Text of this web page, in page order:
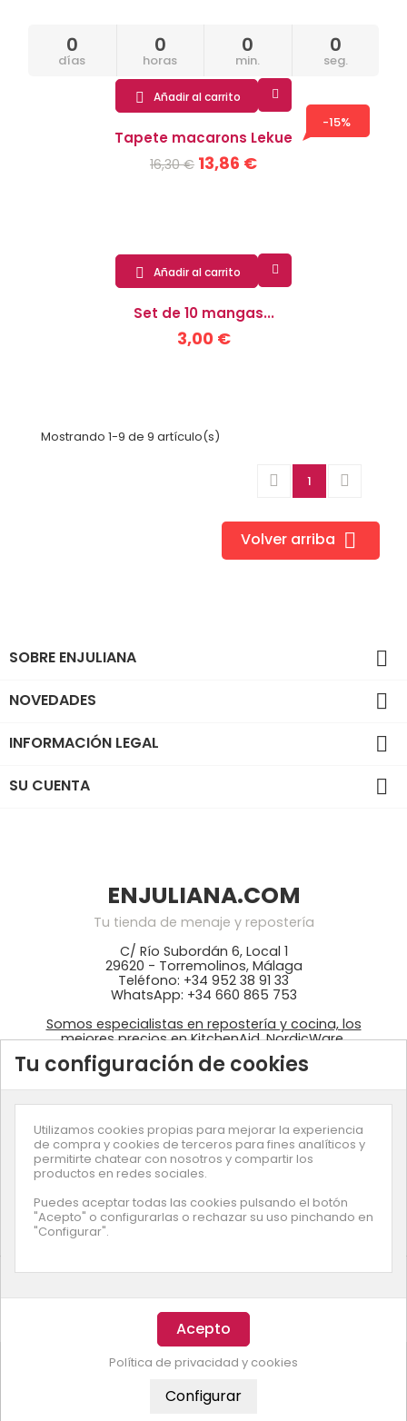
-15%
0
días
0
horas
0
min.
0
seg.
 Añadir al carrito 
Tapete macarons Lekue
16,30 € 13,86 €
 Añadir al carrito 
Set de 10 mangas...
3,00 €
Mostrando 1-9 de 9 artículo(s)
 1 
Volver arriba 
SOBRE ENJULIANA 
NOVEDADES 
INFORMACIÓN LEGAL 
SU CUENTA 
ENJULIANA.COM
Tu tienda de menaje y repostería
C/ Río Subordán 6, Local 1
29620 - Torremolinos, Málaga
Teléfono: +34 952 38 91 33
WhatsApp: +34 660 865 753
Somos especialistas en repostería y cocina, los
mejores precios en KitchenAid, NordicWare,
Silikomart, Lékué, Bra, Ibili, Lacor. Disponemos de
ingredientes: colorantes Wilton, fondant
Suscríbete a nuestra newsletter
Esta página usa cookies. Entendemos que aceptas nuestra
ACEPTAR
Tu configuración de cookies
Utilizamos cookies propias para mejorar la experiencia
de compra y cookies de terceros para fines analíticos y
permitirte chatear con nosotros y compartir los
productos en redes sociales.
Puedes aceptar todas las cookies pulsando el botón
"Acepto" o configurarlas o rechazar su uso pinchando en
"Configurar".
Política de privacidad y cookies